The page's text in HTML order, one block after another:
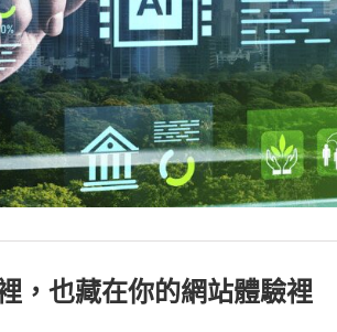
，也藏在你的網站體驗裡